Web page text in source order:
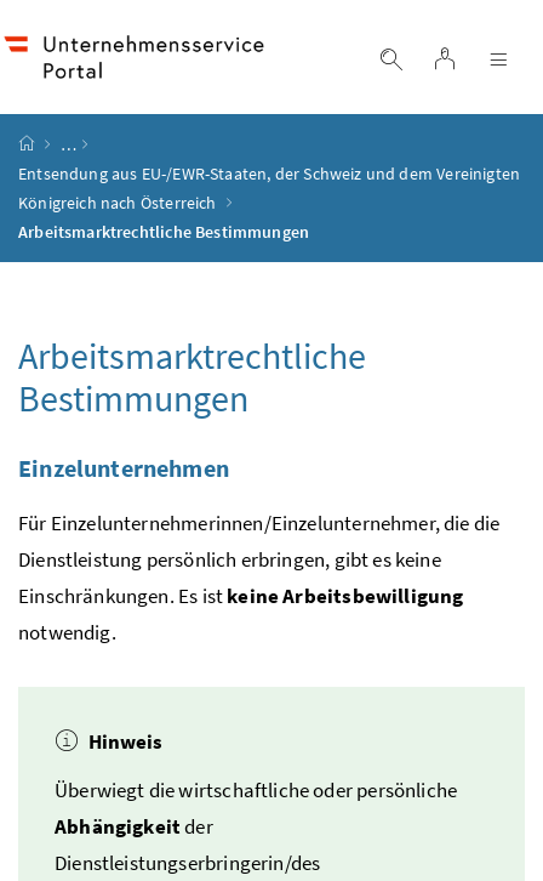
SucheLogin
Startseite
…
Entsendung aus EU-/EWR-Staaten, der Schweiz und dem Vereinigten
Königreich nach Österreich
Arbeitsmarktrechtliche Bestimmungen
Arbeitsmarktrechtliche
Bestimmungen
Einzelunternehmen
Für Einzelunternehmerinnen/Einzelunternehmer, die die
Dienstleistung persönlich erbringen, gibt es keine
Einschränkungen. Es istkeine Arbeitsbewilligung
notwendig.
Hinweis
Überwiegt die wirtschaftliche oder persönliche
Abhängigkeitder
Dienstleistungserbringerin/des